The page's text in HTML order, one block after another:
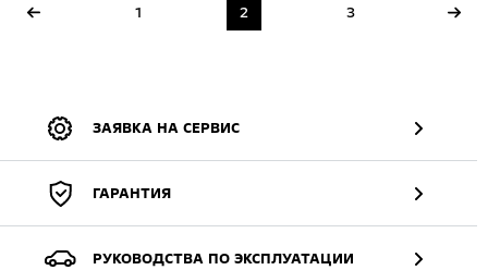
1 2 3
ЗАЯВКА НА СЕРВИС
ГАРАНТИЯ
РУКОВОДСТВА ПО ЭКСПЛУАТАЦИИ